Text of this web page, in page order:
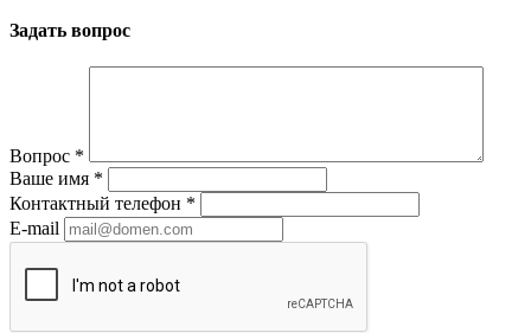
Задать вопрос
Вопрос *
Ваше имя *
Контактный телефон *
E-mail